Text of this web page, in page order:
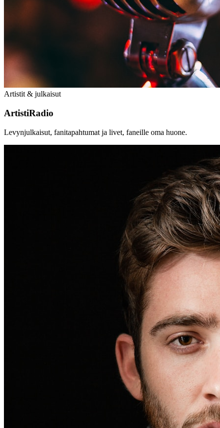
Artistit & julkaisut
ArtistiRadio
Levynjulkaisut, fanitapahtumat ja livet, faneille oma huone.